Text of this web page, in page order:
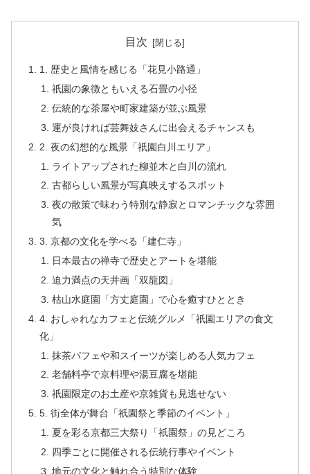
目次
1. 歴史と風情を感じる「花見小路通」
祇園の象徴ともいえる石畳の小径
伝統的な茶屋や町家建築が並ぶ風景
運が良ければ芸舞妓さんに出会えるチャンスも
2. 夜の幻想的な風景「祇園白川エリア」
ライトアップされた柳並木と白川の流れ
古都らしい風景が写真映えするスポット
夜の散策で味わう特別な静寂とロマンチックな雰囲
気
3. 京都の文化を学べる「建仁寺」
日本最古の禅寺で歴史とアートを堪能
迫力満点の天井画「双龍図」
枯山水庭園「方丈庭園」で心を癒すひととき
4. おしゃれなカフェと伝統グルメ「祇園エリアの食文
化」
抹茶パフェや和スイーツが楽しめる人気カフェ
老舗料亭で京料理や湯豆腐を堪能
祇園限定のお土産や京雑貨も見逃せない
5. 街全体が舞台「祇園祭と季節のイベント」
夏を彩る京都三大祭り「祇園祭」の見どころ
四季ごとに開催される伝統行事やイベント
地元の文化と触れ合う特別な体験